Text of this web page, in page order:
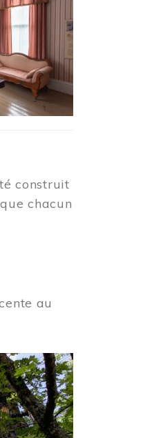
construit
chacun
au